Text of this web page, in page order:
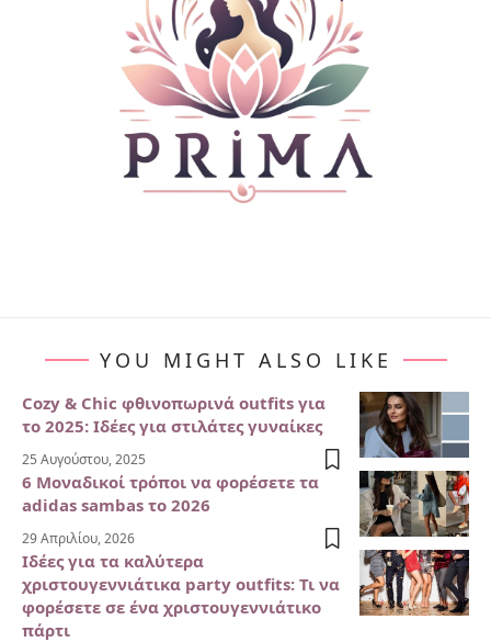
YOU MIGHT ALSO LIKE
Cozy & Chic φθινοπωρινά outfits για
το 2025: Ιδέες για στιλάτες γυναίκες
25 Αυγούστου, 2025
6 Μοναδικοί τρόποι να φορέσετε τα
adidas sambas το 2026
29 Απριλίου, 2026
Ιδέες για τα καλύτερα
χριστουγεννιάτικα party outfits: Τι να
φορέσετε σε ένα χριστουγεννιάτικο
πάρτι